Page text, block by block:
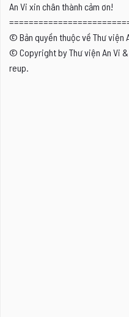
An Vi xin chân thành cảm ơn!
© Bản quyền thuộc về Thư viện
© Copyright by Thư viện An Vi
reup.